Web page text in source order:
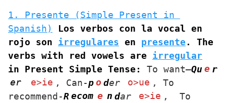
1. Presente (Simple Present in
Spanish)
Los verbos con la vocal en
rojo son irregulares en presente . The
verbs with red vowels are irregular
in Present Simple Tense: To want–Que r
er
e>ie , Can-po der o>ue , To
recommend-Recom e n dar e>ie ,  To